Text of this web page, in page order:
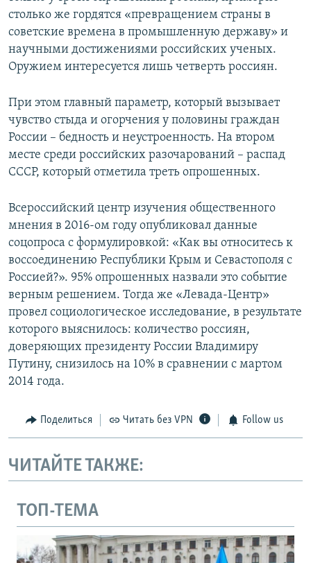
столько же гордятся «превращением страны в
советские времена в промышленную державу» и
научными достижениями российских ученых.
Оружием интересуется лишь четверть россиян.
При этом главный параметр, который вызывает
чувство стыда и огорчения у половины граждан
России – бедность и неустроенность. На втором
месте среди российских разочарований – распад
СССР, который отметила треть опрошенных.
Всероссийский центр изучения общественного
мнения в 2016-ом году опубликовал данные
соцопроса с формулировкой: «Как вы относитесь к
воссоединению Республики Крым и Севастополя с
Россией?». 95% опрошенных назвали это событие
верным решением. Тогда же «Левада-Центр»
провел социологическое исследование, в результате
которого выяснилось: количество россиян,
доверяющих президенту России Владимиру
Путину, снизилось на 10% в сравнении с мартом
2014 года.
Поделиться Читать без VPN Follow us
ЧИТАЙТЕ ТАКЖЕ:
ТОП-ТЕМА